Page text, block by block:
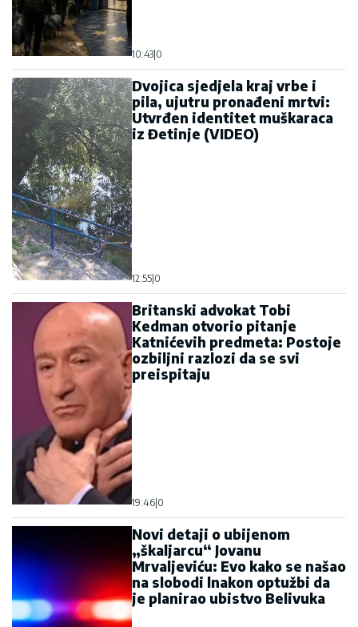
10:43 0
Dvojica sjedjela kraj vrbe i
pila, ujutru pronađeni mrtvi:
Utvrđen identitet muškaraca
iz Đetinje (VIDEO)
12:55 0
Britanski advokat Tobi
Kedman otvorio pitanje
Katnićevih predmeta: Postoje
ozbiljni razlozi da se svi
preispitaju
19:46 0
Novi detaji o ubijenom
„škaljarcu“ Jovanu
Mrvaljeviću: Evo kako se našao
na slobodi lnakon optužbi da
je planirao ubistvo Belivuka